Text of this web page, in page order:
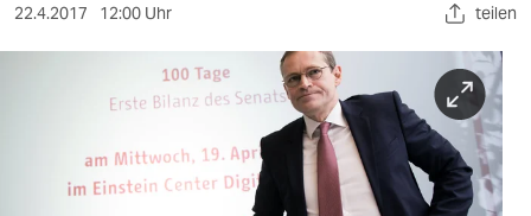
sport
wahrheit
22.4.2017 12:00 Uhr teilen